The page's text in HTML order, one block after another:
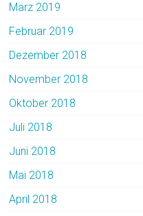
März 2019
Februar 2019
Dezember 2018
November 2018
Oktober 2018
Juli 2018
Juni 2018
Mai 2018
April 2018